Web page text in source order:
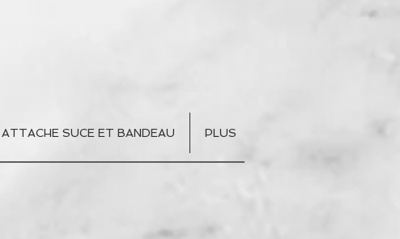
ATTACHE SUCE ET BANDEAU PLUS